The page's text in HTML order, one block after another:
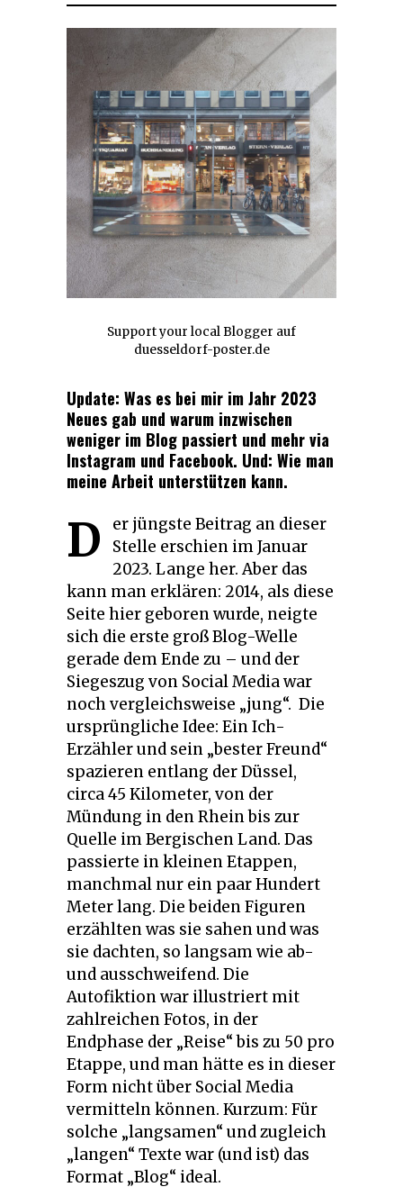
Support your local Blogger auf
duesseldorf-poster.de
Update: Was es bei mir im Jahr 2023
Neues gab und warum inzwischen
weniger im Blog passiert und mehr via
Instagram und Facebook. Und: Wie man
meine Arbeit unterstützen kann.
D
er jüngste Beitrag an dieser
Stelle erschien im Januar
2023. Lange her. Aber das
kann man erklären: 2014, als diese
Seite hier geboren wurde, neigte
sich die erste groß Blog-Welle
gerade dem Ende zu – und der
Siegeszug von Social Media war
noch vergleichsweise „jung“. Die
ursprüngliche Idee: Ein Ich-
Erzähler und sein „bester Freund“
spazieren entlang der Düssel,
circa 45 Kilometer, von der
Mündung in den Rhein bis zur
Quelle im Bergischen Land. Das
passierte in kleinen Etappen,
manchmal nur ein paar Hundert
Meter lang. Die beiden Figuren
erzählten was sie sahen und was
sie dachten, so langsam wie ab-
und ausschweifend. Die
Autofiktion war illustriert mit
zahlreichen Fotos, in der
Endphase der „Reise“ bis zu 50 pro
Etappe, und man hätte es in dieser
Form nicht über Social Media
vermitteln können. Kurzum: Für
solche „langsamen“ und zugleich
„langen“ Texte war (und ist) das
Format „Blog“ ideal.